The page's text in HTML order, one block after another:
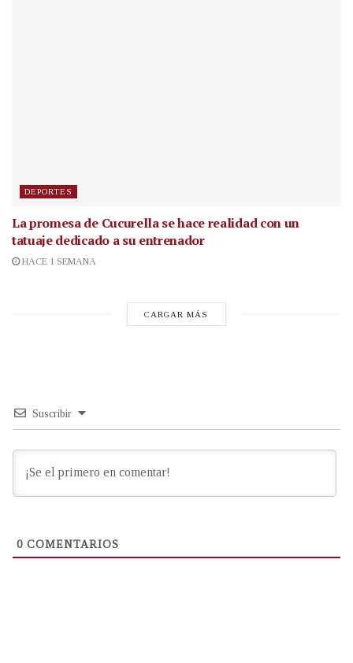
DEPORTES
La promesa de Cucurella se hace realidad con un
tatuaje dedicado a su entrenador
HACE 1 SEMANA
CARGAR MÁS
Suscribir
0 COMENTARIOS